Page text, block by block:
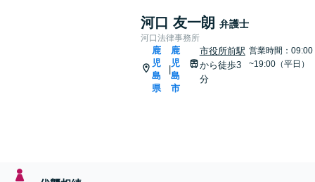
河口 友一朗 弁護士
河口法律事務所
鹿
児
島
県
|
鹿
児
島
市
市役所前駅
から徒歩3
分
営業時間：09:00
~19:00（平日）